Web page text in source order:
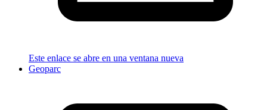
Este enlace se abre en una ventana nueva
Geoparc